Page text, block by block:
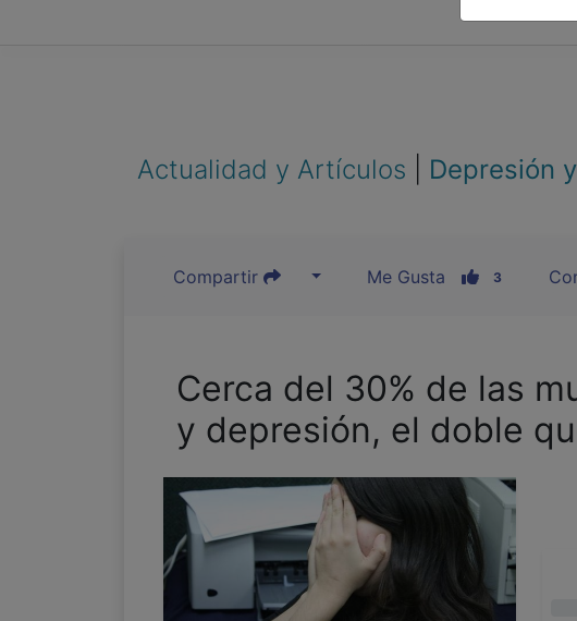
Actualidad y Artículos Depresión
Compartir Me Gusta 3
Cerca del 30% de las
y depresión, el doble